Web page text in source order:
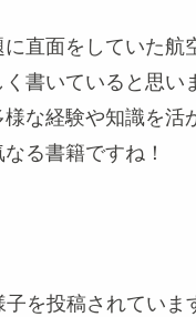
直面をしていた
書いていると思い
様な経験や知識を活
る書籍ですね！
を投稿されてい